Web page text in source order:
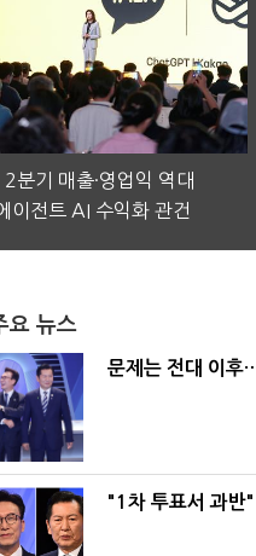
분기 매출·영업익 역대
이전트 AI 수익화 관건
요 뉴스
문제는 전대 이후
"1차 투표서 과반